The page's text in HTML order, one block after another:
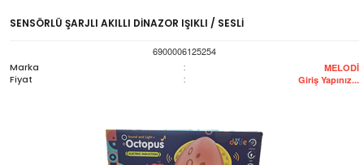
SENSÖRLÜ ŞARJLI AKILLI DİNAZOR IŞIKLI / SESLİ
6900006125254
Marka
: MELODİ
Fiyat : Giriş Yapınız...